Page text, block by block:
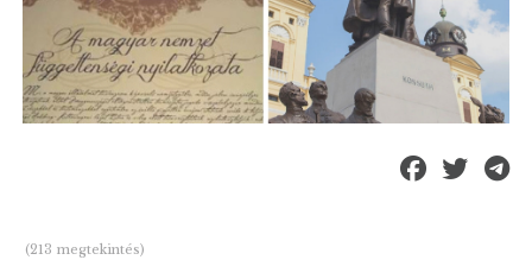
(213 megtekintés)